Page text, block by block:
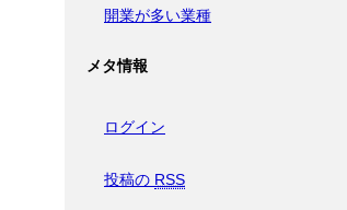
開業が多い業種
メタ情報
ログイン
投稿の RSS